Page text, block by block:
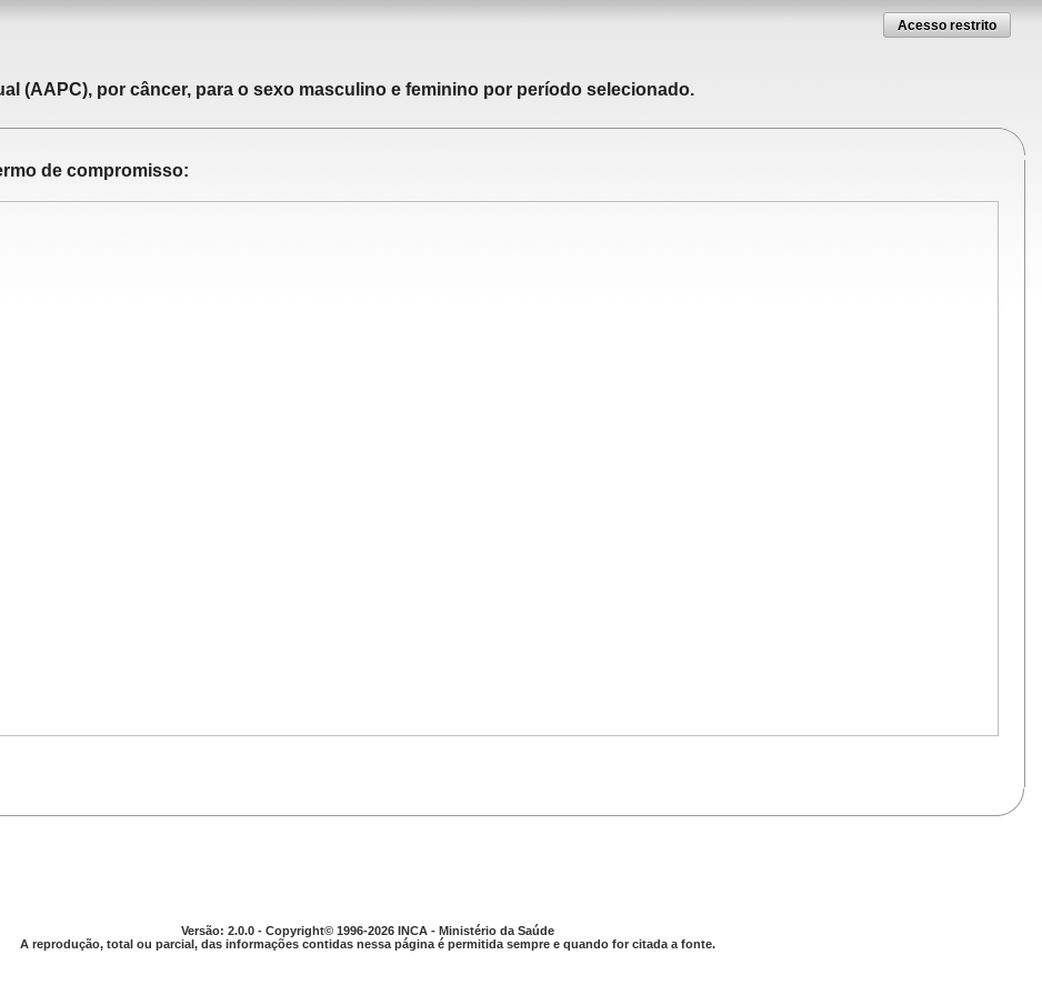
Acesso restrito
(AAPC), por câncer, para o sexo masculino e feminino por período selecionado.
de compromisso:
Versão: 2.0.0 - Copyright© 1996-2026 INCA - Ministério da Saúde
A reprodução, total ou parcial, das informações contidas nessa página é permitida sempre e quando for citada a fonte.